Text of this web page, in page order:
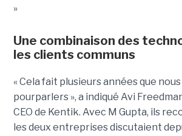
»
Une combinaison des
les clients communs
« Cela fait plusieurs années que
pourparlers », a indiqué Avi
CEO de Kentik. Avec M Gupta, ils
les deux entreprises discutaient